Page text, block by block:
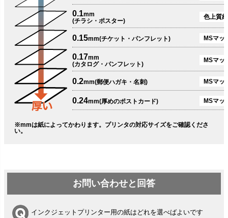
0.1mm
(チラシ・ポスター)
色上質
0.15mm(チケット・パンフレット) MSマッ
0.17mm
(カタログ・パンフレット)
MSマッ
0.2mm(郵便ハガキ・名刺) MSマッ
0.24mm(厚めのポストカード) MSマッ
※mmは紙によってかわります。プリンタの対応サイズをご確認くださ
い。
お問い合わせと回答
インクジェットプリンター用の紙はどれを選べばよいです